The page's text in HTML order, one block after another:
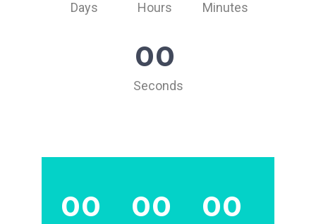
Days Hours Minutes
00
Seconds
00 00 00